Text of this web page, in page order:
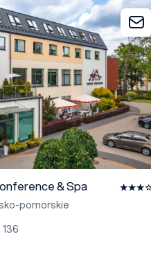
& Spa
& Spa
pomorskie
136